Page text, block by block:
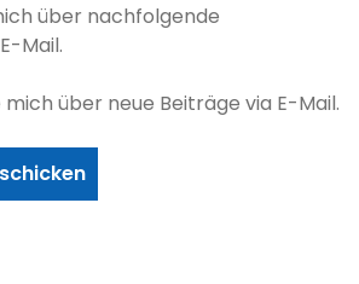
über nachfolgende
Mail.
über neue Beiträge via E-Mail.